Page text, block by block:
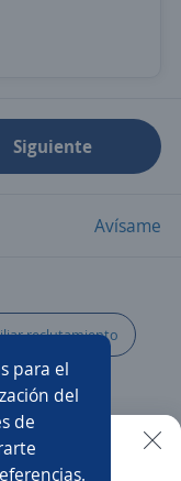
para el
del
de
Siguiente
Avísame
reclutamiento